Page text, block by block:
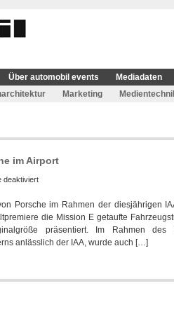
Über automobil events Mediadaten
Marketing
im Airport
deaktiviertfür
realisierte
holografische
Installation
für
Airport
Porsche im Rahmen der diesjährigen
die Mission E getaufte
präsentiert. Im Rahmen des
anlässlich der IAA, wurde auch […]